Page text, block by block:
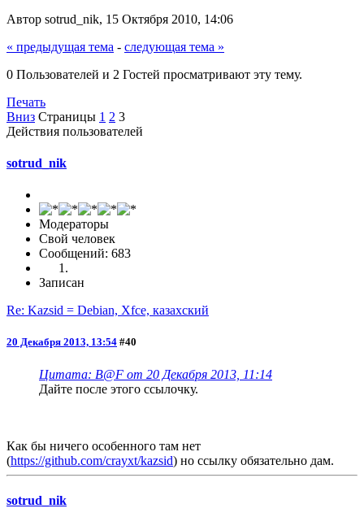
Автор sotrud_nik, 15 Октября 2010, 14:06
« предыдущая тема - следующая тема »
0 Пользователей и 2 Гостей просматривают эту тему.
Печать
Вниз Страницы 1 2 3
Действия пользователей
sotrud_nik
Модераторы
Свой человек
Сообщений: 683
Записан
Re: Kazsid = Debian, Xfce, казахский
20 Декабря 2013, 13:54 #40
Цитата: B@F от 20 Декабря 2013, 11:14
Дайте после этого ссылочку.
Как бы ничего особенного там нет
(https://github.com/crayxt/kazsid) но ссылку обязательно дам.
sotrud_nik